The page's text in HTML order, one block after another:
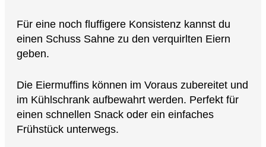
Für eine noch fluffigere Konsistenz kannst du
einen Schuss Sahne zu den verquirlten Eiern
geben.
Die Eiermuffins können im Voraus zubereitet und
im Kühlschrank aufbewahrt werden. Perfekt für
einen schnellen Snack oder ein einfaches
Frühstück unterwegs.